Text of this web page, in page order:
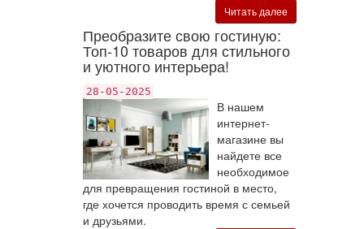
Читать далее
Преобразите свою гостиную:
Топ-10 товаров для стильного
и уютного интерьера!
28-05-2025
В нашем
интернет-
магазине вы
найдете все
необходимое
для превращения гостиной в место,
где хочется проводить время с семьей
и друзьями.